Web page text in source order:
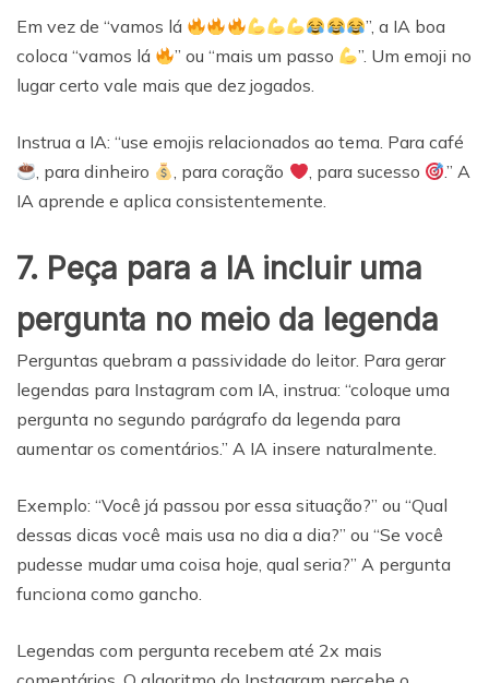
Em vez de “vamos lá
”, a IA boa
coloca “vamos lá
” ou “mais um passo
”. Um emoji no
lugar certo vale mais que dez jogados.
Instrua a IA: “use emojis relacionados ao tema. Para café
, para dinheiro
, para coração , para sucesso
.” A
IA aprende e aplica consistentemente.
7. Peça para a IA incluir uma
pergunta no meio da legenda
Perguntas quebram a passividade do leitor. Para gerar
legendas para Instagram com IA, instrua: “coloque uma
pergunta no segundo parágrafo da legenda para
aumentar os comentários.” A IA insere naturalmente.
Exemplo: “Você já passou por essa situação?” ou “Qual
dessas dicas você mais usa no dia a dia?” ou “Se você
pudesse mudar uma coisa hoje, qual seria?” A pergunta
funciona como gancho.
Legendas com pergunta recebem até 2x mais